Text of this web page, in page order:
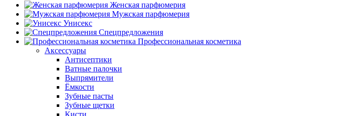
Женская парфюмерия
Мужская парфюмерия
Унисекс
Спецпредложения
Профессиональная косметика
Аксессуары
Антисептики
Ватные палочки
Выпрямители
Ёмкости
Зубные пасты
Зубные щетки
Кисти